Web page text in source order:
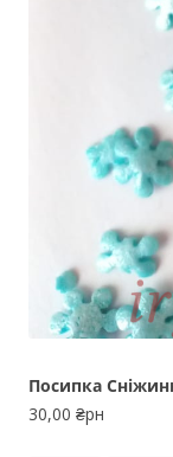
Посипка
30,00 ₴рн